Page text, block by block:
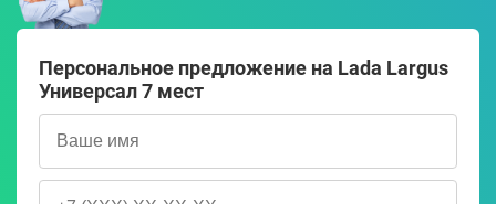
Персональное предложение на Lada Largus
Универсал 7 мест